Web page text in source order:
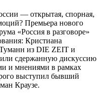
— открытая, спорная,
Премьера нового
«Россия в разговоре»
Кристиана
из DIE ZEIT и
сдержанную дискуссию
и мнениями в рамках
выступил бывший
Краузе.